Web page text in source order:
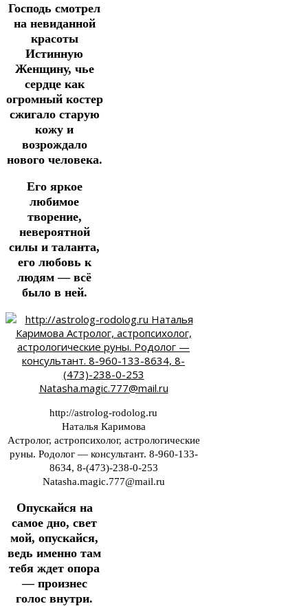
Господь смотрел
на невиданной
красоты
Истинную
Женщину, чье
сердце как
огромный костер
сжигало старую
кожу и
возрождало
нового человека.
Его яркое
любимое
творение,
невероятной
силы и таланта,
его любовь к
людям — всё
было в ней.
http://astrolog-rodolog.ru
Наталья Каримова
Астролог, астропсихолог, астрологические
руны. Родолог — консультант. 8-960-133-
8634, 8-(473)-238-0-253
Natasha.magic.777@mail.ru
Опускайся на
самое дно, свет
мой, опускайся,
ведь именно там
тебя ждет опора
— произнес
голос внутри.